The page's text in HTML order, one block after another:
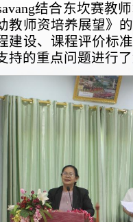
结合东坎赛教
教师资培养展望》
建设、课程评价标
持的重点问题进行